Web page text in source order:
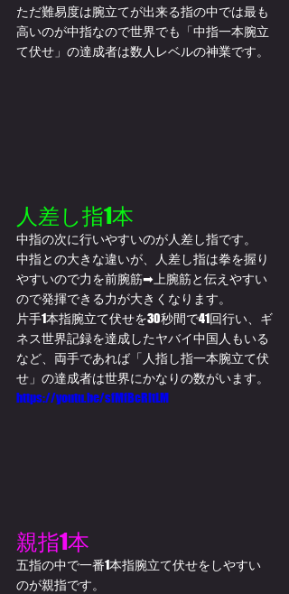
ただ難易度は腕立てが出来る指の中では最も
高いのが中指なので世界でも「中指一本腕立
て伏せ」の達成者は数人レベルの神業です。
人差し指1本
中指の次に行いやすいのが人差し指です。
中指との大きな違いが、人差し指は拳を握り
やすいので力を前腕筋➡上腕筋と伝えやすい
ので発揮できる力が大きくなります。
片手1本指腕立て伏せを30秒間で41回行い、ギ
ネス世界記録を達成したヤバイ中国人もいる
など、両手であれば「人指し指一本腕立て伏
せ」の達成者は世界にかなりの数がいます。
https://youtu.be/sfMfBcRItLM
親指1本
五指の中で一番1本指腕立て伏せをしやすい
のが親指です。